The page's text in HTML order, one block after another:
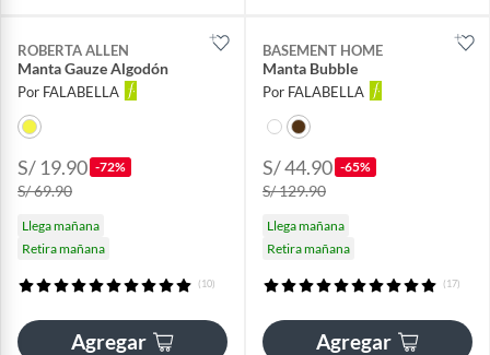
ROBERTA ALLEN
Manta Gauze Algodón
Por FALABELLA
S/ 19.90 -72%
S/ 69.90
Llega mañana
Retira mañana
(10)
Agregar
BASEMENT HOME
Manta Bubble
Por FALABELLA
S/ 44.90 -65%
S/ 129.90
Llega mañana
Retira mañana
(17)
Agregar